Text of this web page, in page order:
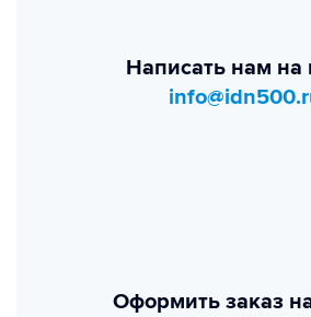
Написать нам на
Оформить заказ